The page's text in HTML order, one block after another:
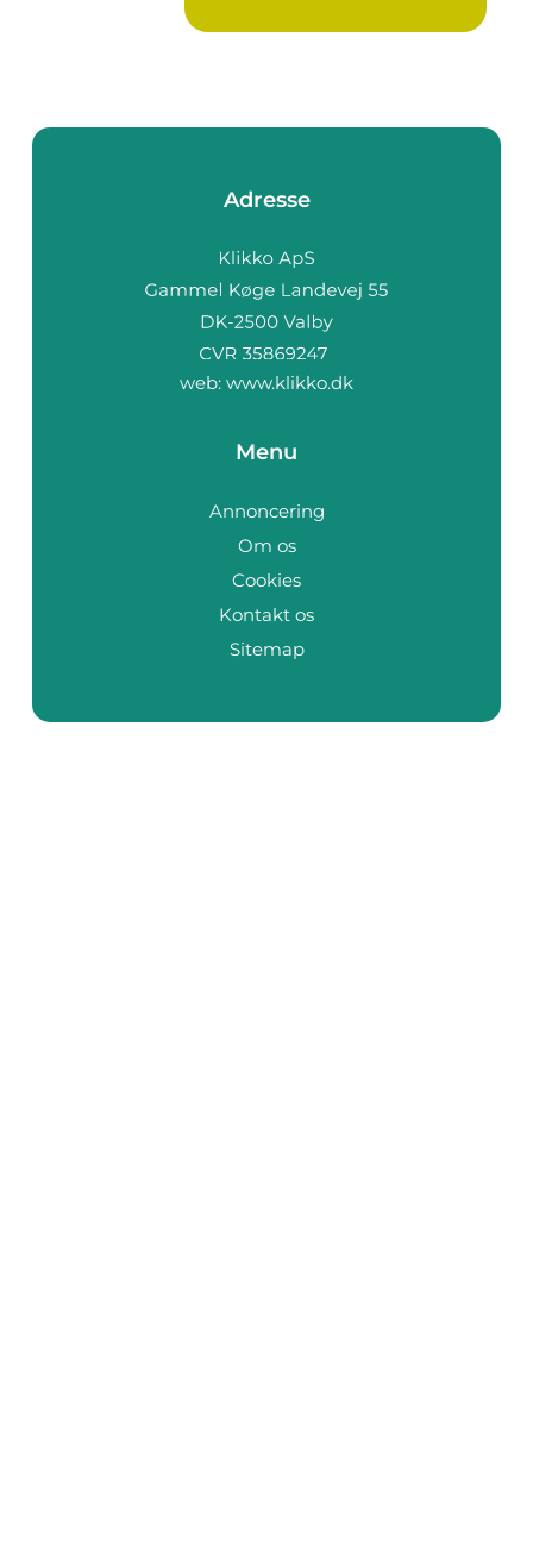
Adresse
web: www.klikko.dk
Menu
Annoncering
Om os
Cookies
Kontakt os
Sitemap